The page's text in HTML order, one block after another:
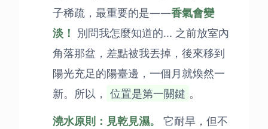
子稀疏，最重要的是——香氣會變
淡！ 別問我怎麼知道的... 之前放室內
角落那盆，差點被我丟掉，後來移到
陽光充足的陽臺邊，一個月就煥然一
新。所以， 位置是第一關鍵 。
澆水原則：見乾見濕。
它耐旱，但不